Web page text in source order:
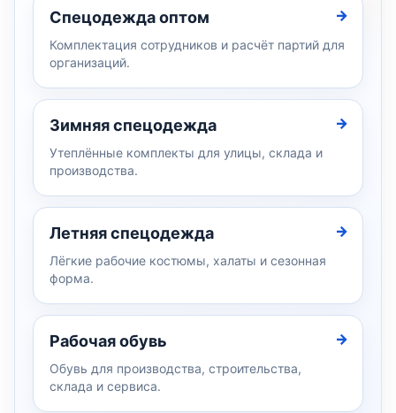
Спецодежда оптом
Комплектация сотрудников и расчёт партий для
организаций.
Зимняя спецодежда
Утеплённые комплекты для улицы, склада и
производства.
Летняя спецодежда
Лёгкие рабочие костюмы, халаты и сезонная
форма.
Рабочая обувь
Обувь для производства, строительства,
склада и сервиса.